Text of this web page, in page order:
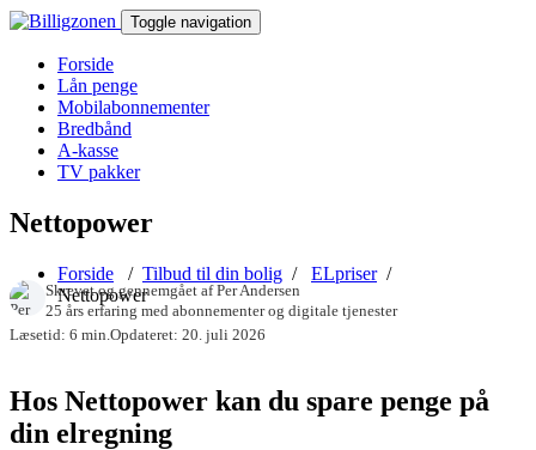
Toggle navigation
Forside
Lån penge
Mobilabonnementer
Bredbånd
A-kasse
TV pakker
Nettopower
Forside / Tilbud til din bolig / ELpriser/
Nettopower
Skrevet og gennemgået afPer Andersen
25 års erfaring med abonnementer og digitale tjenester
Læsetid: 6 min. Opdateret: 20. juli 2026
Hos Nettopower kan du spare penge på
din elregning